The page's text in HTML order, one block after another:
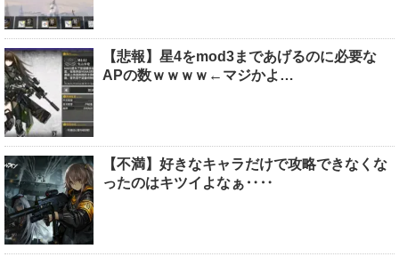
【悲報】星4をmod3まであげるのに必要な
APの数ｗｗｗｗ←マジかよ…
【不満】好きなキャラだけで攻略できなくな
ったのはキツイよなぁ‥‥